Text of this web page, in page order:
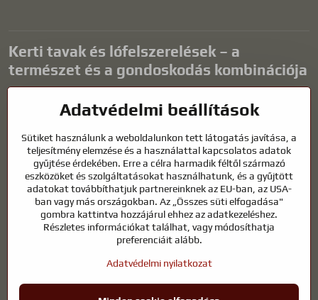
Kerti tavak és lófelszerelések – a
természet és a gondoskodás kombinációja
harmonikus környezetet teremtenek a kikapcsolódáshoz és a vízi
karbantartás kulcsfontosságú a tiszta vízhez és az egészséges
tóhoz egész évben. Ugyanilyen fontos az életünk részét képező
állatok gondozása is.
A lovaknak kiváló minőségű lovaglófelszerelésre, megfelelő
táplálkozásra és felelősségteljes gondoskodásra van szükségük
ahhoz, hogy egészségesek, erősek és elégedettek legyenek. Legyen
szó lovasok, tenyésztők vagy természetkedvelők felszereléséről, a cél
állatok, mind az emberek természetes egyensúlyát, biztonságát és
jólétét.
Adatvédelmi beállítások
Sütiket használunk a weboldalunkon tett látogatás javítása, a
teljesítmény elemzése és a használattal kapcsolatos adatok
gyűjtése érdekében. Erre a célra harmadik féltől származó
eszközöket és szolgáltatásokat használhatunk, és a gyűjtött
adatokat továbbíthatjuk partnereinknek az EU-ban, az USA-
ban vagy más országokban. Az „Összes süti elfogadása"
gombra kattintva hozzájárul ehhez az adatkezeléshez.
Részletes információkat találhat, vagy módosíthatja
preferenciáit alább.
Adatvédelmi nyilatkozat